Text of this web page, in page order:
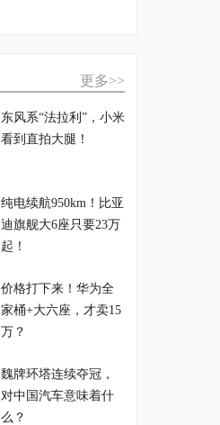
更多>>
东风系“法拉利”，小米
看到直拍大腿！
纯电续航950km！比亚
迪旗舰大6座只要23万
起！
价格打下来！华为全
家桶+大六座，才卖15
万？
魏牌环塔连续夺冠，
对中国汽车意味着什
么？